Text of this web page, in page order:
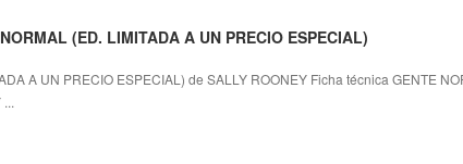
(ED. LIMITADA A UN PRECIO ESPECIAL)
A UN PRECIO ESPECIAL) de SALLY ROONEY Ficha técnica GENTE